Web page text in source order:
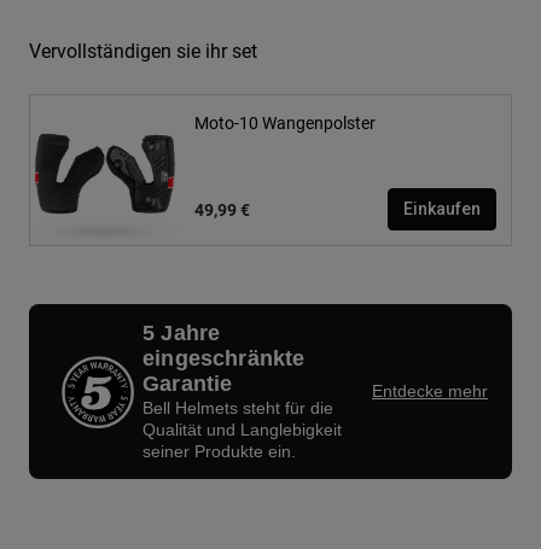
Vervollständigen sie ihr set
Moto-10 Wangenpolster
49,99 € Einkaufen
5 Jahre
eingeschränkte
Garantie
Bell Helmets steht für die
Qualität und Langlebigkeit
seiner Produkte ein.
Entdecke mehr